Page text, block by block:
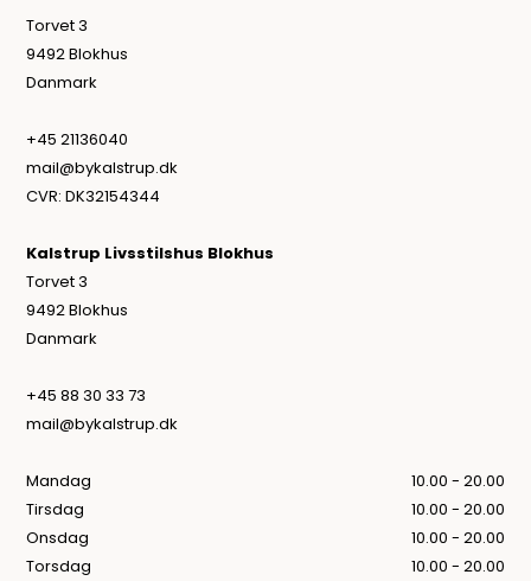
Torvet 3
9492 Blokhus
Danmark
+45 21136040
mail@bykalstrup.dk
CVR: DK32154344
Kalstrup Livsstilshus Blokhus
Torvet 3
9492 Blokhus
Danmark
+45 88 30 33 73
mail@bykalstrup.dk
Mandag
10.00 - 20.00
Tirsdag
10.00 - 20.00
Onsdag
10.00 - 20.00
Torsdag
10.00 - 20.00